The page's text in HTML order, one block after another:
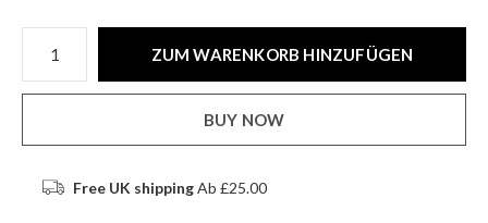
ZUM WARENKORB HINZUFÜGEN
BUY NOW
Free UK shippingAb £25.00